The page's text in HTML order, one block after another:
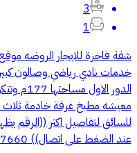
3
1
شقة فاخرة للايجار الروضه
خدمات نادي رياضي وصالون
الدور
معيشه مطبخ غرفة خادمة ثلاث
للسائق لتفاصيل اكثر ((الرقم
عند الضغط على اتصال)) 920007660